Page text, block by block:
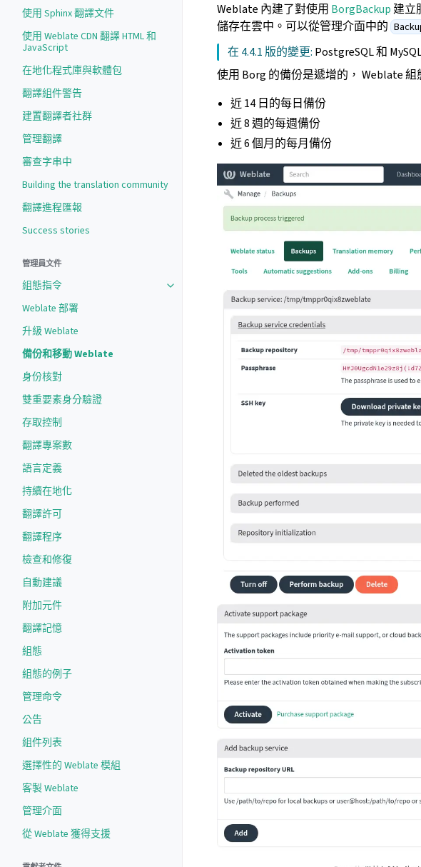
使用 Sphinx 翻譯文件
使用 Weblate CDN 翻譯 HTML 和
JavaScript
在地化程式庫與軟體包
翻譯組件警告
建置翻譯者社群
管理翻譯
審查字串中
Building the translation community
翻譯進程匯報
Success stories
管理員文件
組態指令
Weblate 部署
升級 Weblate
備份和移動 Weblate
身份核對
雙重要素身分驗證
存取控制
翻譯專案數
語言定義
持續在地化
翻譯許可
翻譯程序
檢查和修復
自動建議
附加元件
翻譯記憶
組態
組態的例子
管理命令
公告
組件列表
選擇性的 Weblate 模組
客製 Weblate
管理介面
從 Weblate 獲得支援
Weblate 內建了對使用 BorgBackup 建立
儲存在雲中。可以從管理介面中的
在 4.4.1 版的變更: PostgreSQL 和
使用 Borg 的備份是遞增的， Weblate 組
近 14 日的每日備份
近 8 週的每週備份
近 6 個月的每月備份